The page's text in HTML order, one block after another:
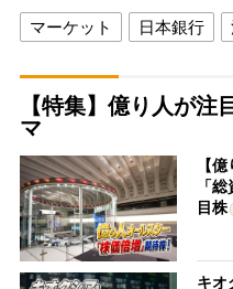
マーケット 日本銀行
【特集】億り人が注
マ
【
「
目株
キオ